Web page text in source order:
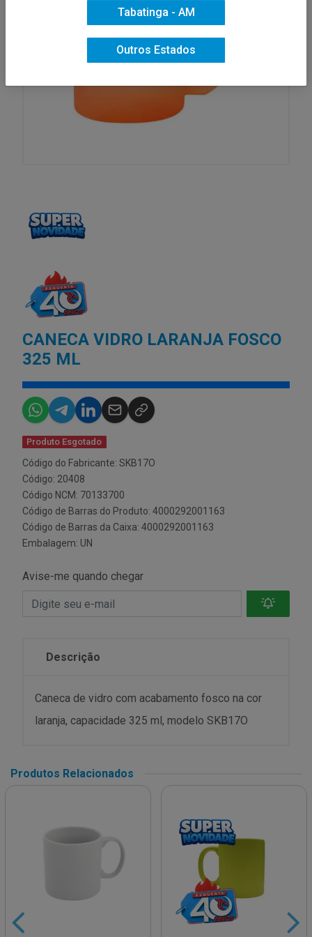
CANECA VIDRO LARANJA FOSCO
325 ML
Produto Esgotado
Código do Fabricante: SKB17O
Código: 20408
Código NCM: 70133700
Código de Barras do Produto: 4000292001163
Código de Barras da Caixa: 4000292001163
Embalagem: UN
Avise-me quando chegar
Descrição
Caneca de vidro com acabamento fosco na cor
laranja, capacidade 325 ml, modelo SKB17O
Produtos Relacionados
Tabatinga - AM
Outros Estados